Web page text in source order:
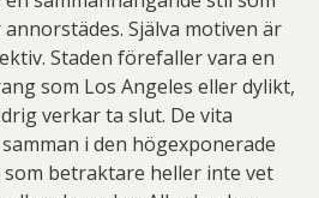
Själva motiven är
Staden förefaller vara en
som Los Angeles eller dylikt,
verkar ta slut. De vita
i den högexponerade
betraktare heller inte vet